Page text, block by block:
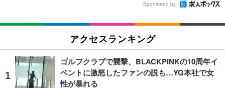
Sponsored by
アクセスランキング
ゴルフクラブで襲撃、BLACKPINKの10周年イ
ベントに激怒したファンの説も…YG本社で女
性が暴れる